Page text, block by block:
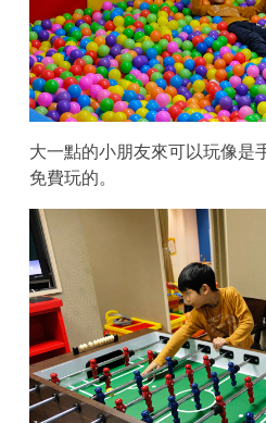
大一點的小朋友來可以玩像是
免費玩的。